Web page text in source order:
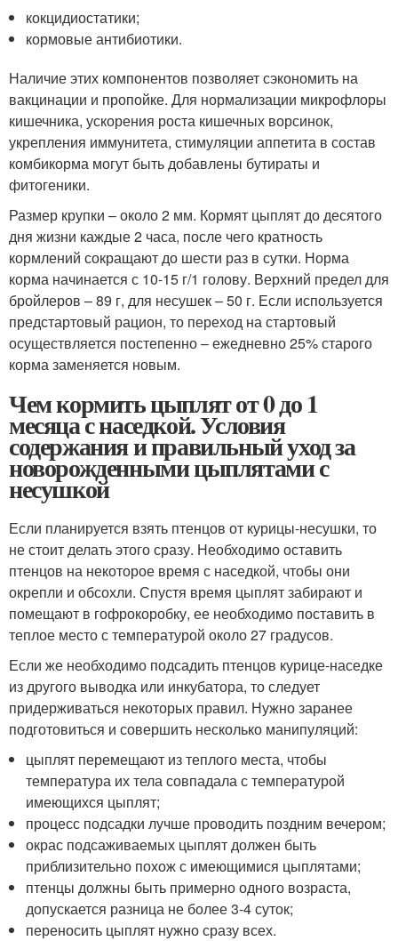
кокцидиостатики;
кормовые антибиотики.
Наличие этих компонентов позволяет сэкономить на
вакцинации и пропойке. Для нормализации микрофлоры
кишечника, ускорения роста кишечных ворсинок,
укрепления иммунитета, стимуляции аппетита в состав
комбикорма могут быть добавлены бутираты и
фитогеники.
Размер крупки – около 2 мм. Кормят цыплят до десятого
дня жизни каждые 2 часа, после чего кратность
кормлений сокращают до шести раз в сутки. Норма
корма начинается с 10-15 г/1 голову. Верхний предел для
бройлеров – 89 г, для несушек – 50 г. Если используется
предстартовый рацион, то переход на стартовый
осуществляется постепенно – ежедневно 25% старого
корма заменяется новым.
Чем кормить цыплят от 0 до 1
месяца с наседкой. Условия
содержания и правильный уход за
новорожденными цыплятами с
несушкой
Если планируется взять птенцов от курицы-несушки, то
не стоит делать этого сразу. Необходимо оставить
птенцов на некоторое время с наседкой, чтобы они
окрепли и обсохли. Спустя время цыплят забирают и
помещают в гофрокоробку, ее необходимо поставить в
теплое место с температурой около 27 градусов.
Если же необходимо подсадить птенцов курице-наседке
из другого выводка или инкубатора, то следует
придерживаться некоторых правил. Нужно заранее
подготовиться и совершить несколько манипуляций:
цыплят перемещают из теплого места, чтобы
температура их тела совпадала с температурой
имеющихся цыплят;
процесс подсадки лучше проводить поздним вечером;
окрас подсаживаемых цыплят должен быть
приблизительно похож с имеющимися цыплятами;
птенцы должны быть примерно одного возраста,
допускается разница не более 3-4 суток;
переносить цыплят нужно сразу всех.